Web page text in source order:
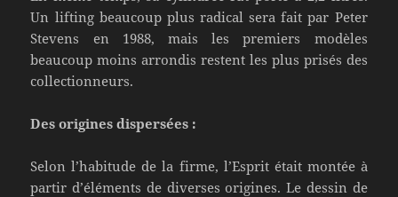
Un lifting beaucoup plus radical sera fait par Peter
Stevens en 1988, mais les premiers modèles
beaucoup moins arrondis restent les plus prisés des
collectionneurs.
Des origines dispersées :
Selon l’habitude de la firme, l’Esprit était montée à
partir d’éléments de diverses origines. Le dessin de